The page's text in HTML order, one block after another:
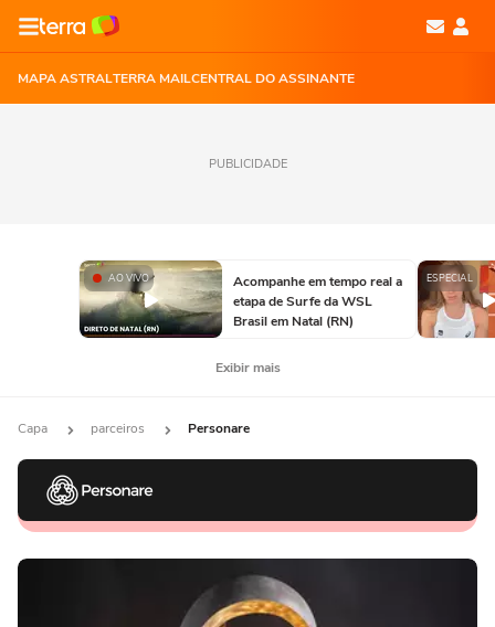
MAPA ASTRALTERRA MAILCENTRAL DO ASSINANTE
PUBLICIDADE
AO VIVO
Acompanhe em tempo real a
etapa de Surfe da WSL
Brasil em Natal (RN)
ESPECIAL
Exibir mais
Capa parceiros Personare